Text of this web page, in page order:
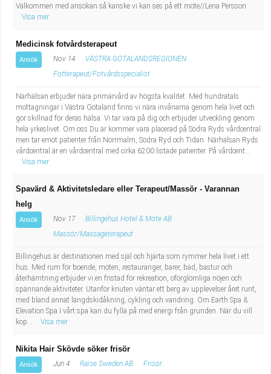
Säkerhetsarbete
Tekniskt arbete
Transport
Informatör/Kommunikatör
Brevbärare
Sjuksköterska, grundutbildad
Kock, storhushåll
Undersköterska, vård- o specialavd. o mottagning
Bibliotekarie
Administrativ assistent
Lärare i gymnasiet
Välkommen med ansökan så kanske vi kan ses på ett möte//Lena Persson
Visa mer
Medicinsk fotvårdsterapeut
Ansök Nov 14
VÄSTRA GÖTALANDSREGIONEN
Fotterapeut/Fotvårdsspecialist
Närhälsan erbjuder nära primärvård av högsta kvalitet. Med hundratals
mottagningar i Västra Götaland finns vi nära invånarna genom hela livet och
gör skillnad för deras hälsa. Vi tar vara på dig och erbjuder utveckling genom
hela yrkeslivet. Om oss Du är kommer vara placerad på Södra Ryds vårdcentral
men tar emot patienter från Norrmalm, Södra Ryd och Tidan. Närhälsan Ryds
vårdcentral är en vårdcentral med cirka 6200 listade patienter. På vårdcent...
Visa mer
Spavärd & Aktivitetsledare eller Terapeut/Massör - Varannan
helg
Ansök Nov 17
Billingehus Hotel & Möte AB
Massör/Massageterapeut
Billingehus är destinationen med själ och hjärta som rymmer hela livet i ett
hus. Med rum för boende, möten, restauranger, barer, bad, bastur och
återhämtning erbjuder vi en fristad för rekreation, oförglömliga nöjen och
spännande aktiviteter. Utanför knuten väntar ett berg av upplevelser året runt,
med bland annat längdskidåkning, cykling och vandring. Om Earth Spa &
Elevation Spa I vårt spa kan du fylla på med energi från grunden. När du vill
kop...
Visa mer
Nikita Hair Skövde söker frisör
Ansök Jun 4 Raise Sweden AB Frisör